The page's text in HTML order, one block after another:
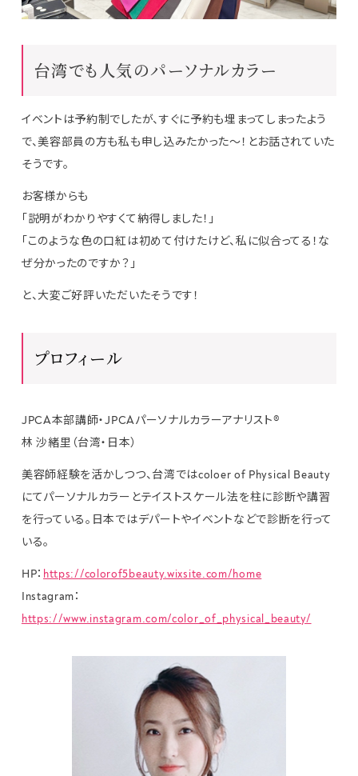
台湾でも人気のパーソナルカラー
イベントは予約制でしたが、すぐに予約も埋まってしまったよう
で、美容部員の方も私も申し込みたかった～！とお話されていた
そうです。
お客様からも
「説明がわかりやすくて納得しました！」
「このような色の口紅は初めて付けたけど、私に似合ってる！な
ぜ分かったのですか？」
と、大変ご好評いただいたそうです！
プロフィール
JPCA本部講師・JPCAパーソナルカラーアナリスト®
林 沙緒里（台湾・日本）
美容師経験を活かしつつ、台湾ではcoloer of Physical Beauty
にてパーソナルカラーとテイストスケール法を柱に診断や講習
を行っている。日本ではデパートやイベントなどで診断を行って
いる。
HP： https://colorof5beauty.wixsite.com/home
Instagram：
https://www.instagram.com/color_of_physical_beauty/